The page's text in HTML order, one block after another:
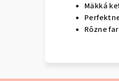
Mäkká
Rôzne